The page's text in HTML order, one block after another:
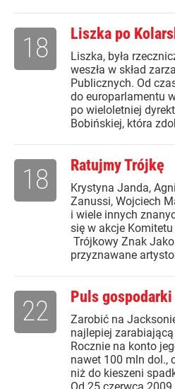
Liszka po
Liszka, była
weszła w skład
Publicznych. Od
do europarlamentu
po wieloletniej
Bobińskiej, która
18
Ratujmy Trójkę
Krystyna Janda,
Zanussi, Wojciech
i wiele innych
się w akcje
Trójkowy Znak
przyznawane
18
Puls gospodarki
Zarobić na
najlepiej
Rocznie na konto
nawet 100 mln dol.,
niż do kieszeni
22